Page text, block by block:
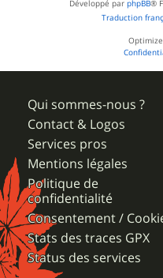
Développé par phpBB®
Traduction
Qui sommes-nous ?
Contact & Logos
Services pros
Mentions légales
Politique de
confidentialité
Consentement /
Stats des traces GPX
Status des services